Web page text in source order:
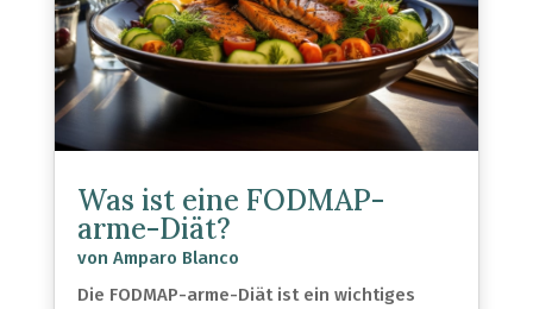
Was ist eine FODMAP-
arme-Diät?
von Amparo Blanco
Die FODMAP-arme-Diät ist ein wichtiges